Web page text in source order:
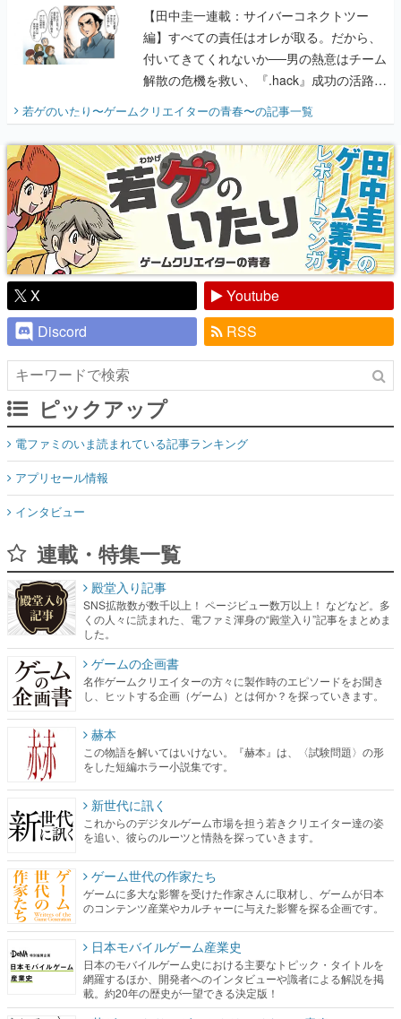
【田中圭一連載：サイバーコネクトツー
編】すべての責任はオレが取る。だから、
付いてきてくれないか──男の熱意はチーム
解散の危機を救い、『.hack』成功の活路を
開く。業界の快男児・松山 洋に流れる血は
『少年ジャンプ』色だった【若ゲのいた
り】
若ゲのいたり〜ゲームクリエイターの青春〜の記事一覧
X
Youtube
Discord
RSS
ピックアップ
電ファミのいま読まれている記事ランキング
アプリセール情報
インタビュー
連載・特集一覧
殿堂入り記事
SNS拡散数が数千以上！ ページビュー数万以上！ などなど。多
くの人々に読まれた、電ファミ渾身の“殿堂入り”記事をまとめま
した。
ゲームの企画書
名作ゲームクリエイターの方々に製作時のエピソードをお聞き
し、ヒットする企画（ゲーム）とは何か？を探っていきます。
赫本
この物語を解いてはいけない。『赫本』は、〈試験問題〉の形
をした短編ホラー小説集です。
新世代に訊く
これからのデジタルゲーム市場を担う若きクリエイター達の姿
を追い、彼らのルーツと情熱を探っていきます。
ゲーム世代の作家たち
ゲームに多大な影響を受けた作家さんに取材し、ゲームが日本
のコンテンツ産業やカルチャーに与えた影響を探る企画です。
日本モバイルゲーム産業史
日本のモバイルゲーム史における主要なトピック・タイトルを
網羅するほか、開発者へのインタビューや識者による解説を掲
載。約20年の歴史が一望できる決定版！